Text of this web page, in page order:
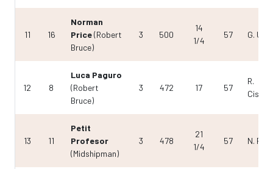
11 16
Norman
Price(Robert
Bruce)
3 500
14
1/4
57 G.
12 8
Luca Paguro
(Robert
Bruce)
3 472 17 57
R.
13 11
Petit
Profesor
(Midshipman)
3 478
21
1/4
57 N.